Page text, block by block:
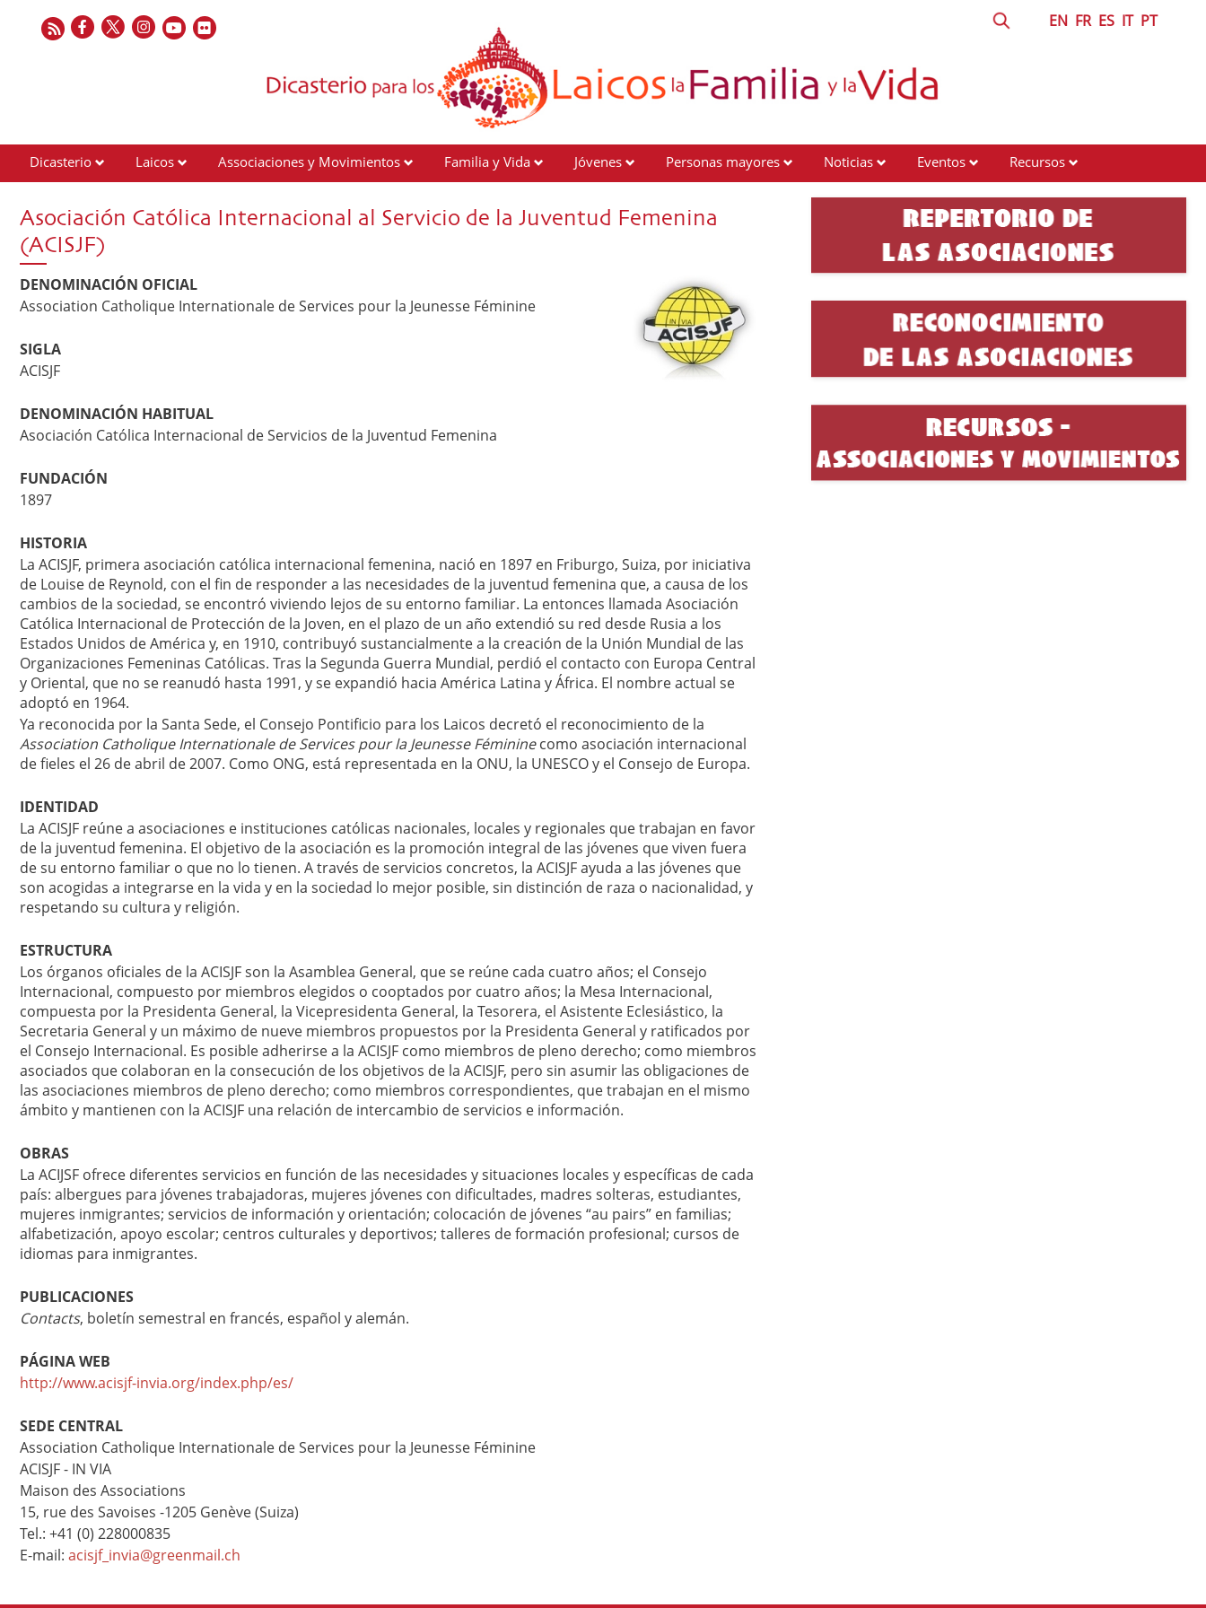
EN FR ES IT PT
Dicasterio Laicos Associaciones y Movimientos Familia y Vida Jóvenes Personas mayores Noticias Eventos
Recursos
Asociación Católica Internacional al Servicio de la Juventud Femenina
(ACISJF)
DENOMINACIÓN OFICIAL
Association Catholique Internationale de Services pour la Jeunesse Féminine
SIGLA
ACISJF
DENOMINACIÓN HABITUAL
Asociación Católica Internacional de Servicios de la Juventud Femenina
FUNDACIÓN
1897
HISTORIA
La ACISJF, primera asociación católica internacional femenina, nació en 1897 en Friburgo, Suiza, por iniciativa
de Louise de Reynold, con el fin de responder a las necesidades de la juventud femenina que, a causa de los
cambios de la sociedad, se encontró viviendo lejos de su entorno familiar. La entonces llamada Asociación
Católica Internacional de Protección de la Joven, en el plazo de un año extendió su red desde Rusia a los
Estados Unidos de América y, en 1910, contribuyó sustancialmente a la creación de la Unión Mundial de las
Organizaciones Femeninas Católicas. Tras la Segunda Guerra Mundial, perdió el contacto con Europa Central
y Oriental, que no se reanudó hasta 1991, y se expandió hacia América Latina y África. El nombre actual se
adoptó en 1964.
Ya reconocida por la Santa Sede, el Consejo Pontificio para los Laicos decretó el reconocimiento de la
Association Catholique Internationale de Services pour la Jeunesse Fémininecomo asociación internacional
de fieles el 26 de abril de 2007. Como ONG, está representada en la ONU, la UNESCO y el Consejo de Europa.
IDENTIDAD
La ACISJF reúne a asociaciones e instituciones católicas nacionales, locales y regionales que trabajan en favor
de la juventud femenina. El objetivo de la asociación es la promoción integral de las jóvenes que viven fuera
de su entorno familiar o que no lo tienen. A través de servicios concretos, la ACISJF ayuda a las jóvenes que
son acogidas a integrarse en la vida y en la sociedad lo mejor posible, sin distinción de raza o nacionalidad, y
respetando su cultura y religión.
ESTRUCTURA
Los órganos oficiales de la ACISJF son la Asamblea General, que se reúne cada cuatro años; el Consejo
Internacional, compuesto por miembros elegidos o cooptados por cuatro años; la Mesa Internacional,
compuesta por la Presidenta General, la Vicepresidenta General, la Tesorera, el Asistente Eclesiástico, la
Secretaria General y un máximo de nueve miembros propuestos por la Presidenta General y ratificados por
el Consejo Internacional. Es posible adherirse a la ACISJF como miembros de pleno derecho; como miembros
asociados que colaboran en la consecución de los objetivos de la ACISJF, pero sin asumir las obligaciones de
las asociaciones miembros de pleno derecho; como miembros correspondientes, que trabajan en el mismo
ámbito y mantienen con la ACISJF una relación de intercambio de servicios e información.
OBRAS
La ACIJSF ofrece diferentes servicios en función de las necesidades y situaciones locales y específicas de cada
país: albergues para jóvenes trabajadoras, mujeres jóvenes con dificultades, madres solteras, estudiantes,
mujeres inmigrantes; servicios de información y orientación; colocación de jóvenes “au pairs” en familias;
alfabetización, apoyo escolar; centros culturales y deportivos; talleres de formación profesional; cursos de
idiomas para inmigrantes.
PUBLICACIONES
Contacts, boletín semestral en francés, español y alemán.
PÁGINA WEB
http://www.acisjf-invia.org/index.php/es/
SEDE CENTRAL
Association Catholique Internationale de Services pour la Jeunesse Féminine
ACISJF - IN VIA
Maison des Associations
15, rue des Savoises -1205 Genève (Suiza)
Tel.: +41 (0) 228000835
E-mail: acisjf_invia@greenmail.ch